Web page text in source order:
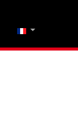
Sélectionnez